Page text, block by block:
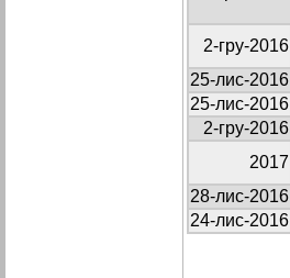
2-гру-2016
25-лис-2016
25-лис-2016
2-гру-2016
2017
28-лис-2016
24-лис-2016